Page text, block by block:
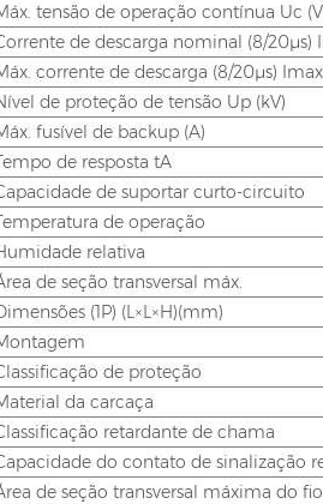
tensão de operação contínua Uc
de descarga nominal (8/20μs)
corrente de descarga (8/20μs)
de proteção de tensão Up (kV)
fusível de backup (A)
de resposta tA
de suportar curto-circuito
de operação
relativa
de seção transversal máx.
(1P) (L×L×H)(mm)
de proteção
da carcaça
retardante de chama
do contato de sinalização
de seção transversal máxima do